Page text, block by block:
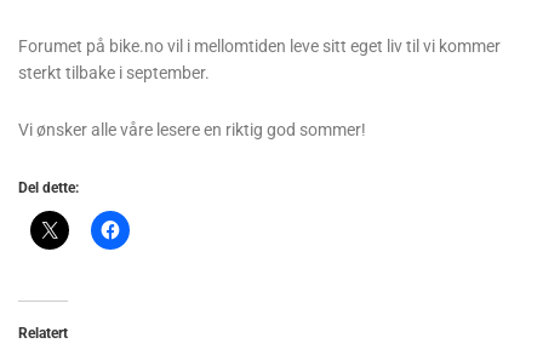
Forumet på bike.no vil i mellomtiden leve sitt eget liv til vi kommer
sterkt tilbake i september.
Vi ønsker alle våre lesere en riktig god sommer!
Del dette:
Relatert